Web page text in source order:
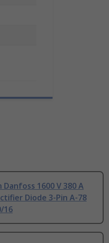
Danfoss 1600 V 380 A
Diode 3-Pin A-78
16